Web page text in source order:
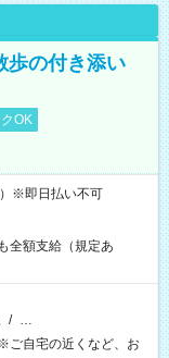
歩の付き添い
OK
※即日払い不可
全額支給（規定あ
/ …
自宅の近くなど、お